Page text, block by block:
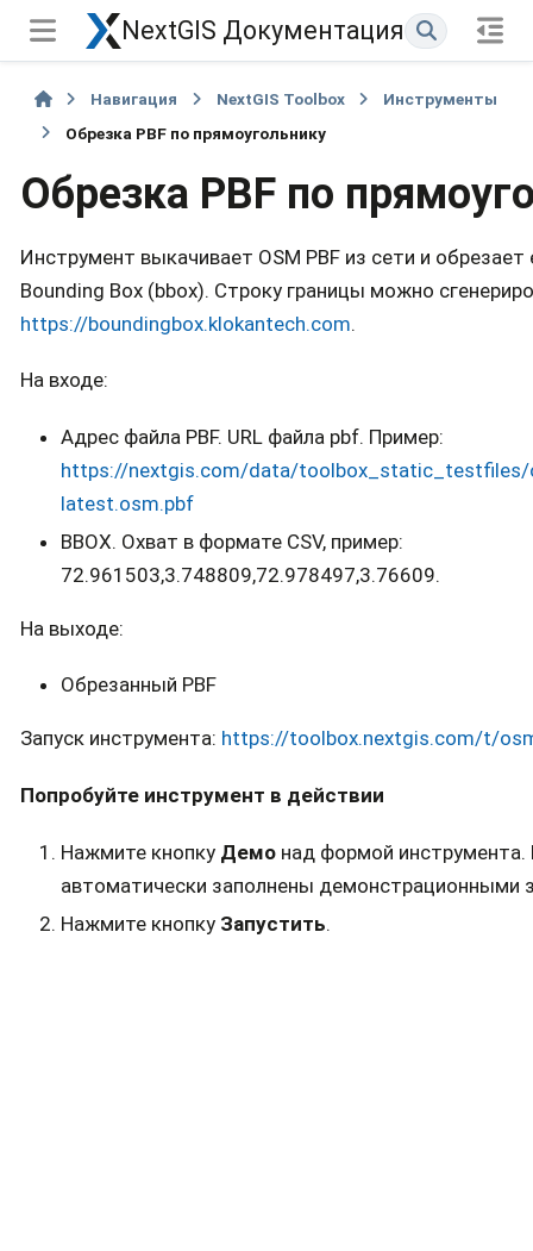
NextGIS Документация
Навигация NextGIS Toolbox
Инструменты
Обрезка PBF по прямоугольнику
Обрезка PBF по
Инструмент выкачивает OSM PBF из сети и обрезает
Bounding Box (bbox). Строку границы можно
https://boundingbox.klokantech.com.
На входе:
Адрес файла PBF. URL файла pbf. Пример:
https://nextgis.com/data/toolbox_static_testfiles/
latest.osm.pbf
BBOX. Охват в формате CSV, пример:
72.961503,3.748809,72.978497,3.76609.
На выходе:
Обрезанный PBF
Запуск инструмента: https://toolbox.nextgis.com/t/
Попробуйте инструмент в действии
Нажмите кнопку Демо над формой инструмента.
автоматически заполнены демонстрационными
Нажмите кнопку Запустить.